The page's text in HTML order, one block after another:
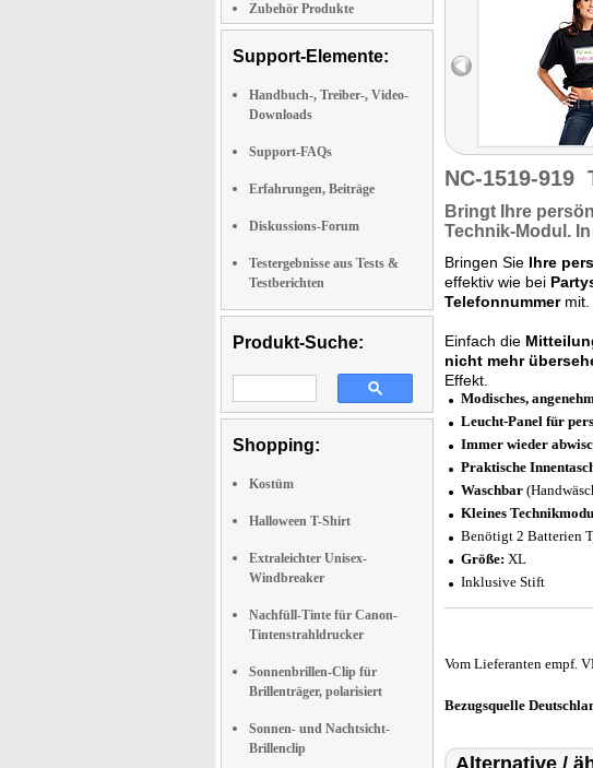
Zubehör Produkte
Support-Elemente:
Handbuch-, Treiber-, Video-
Downloads
Support-FAQs
Erfahrungen, Beiträge
Diskussions-Forum
Testergebnisse aus Tests &
Testberichten
Produkt-Suche:
Shopping:
Kostüm
Halloween T-Shirt
Extraleichter Unisex-
Windbreaker
Nachfüll-Tinte für Canon-
Tintenstrahldrucker
Sonnenbrillen-Clip für
Brillenträger, polarisiert
Sonnen- und Nachtsicht-
Brillenclip
NC-1519-919
Bringt Ihre
Technik-Modul.
Bringen Sie Ihre
effektiv wie bei
Telefonnummermit.
Einfach die
nicht mehr
Effekt.
Modisches,
Leucht-Panel für
Immer wieder
Praktische
Waschbar
Kleines
Benötigt 2 Batterien
Größe: XL
Inklusive Stift
Vom Lieferanten empf.
Bezugsquelle
Alternative /